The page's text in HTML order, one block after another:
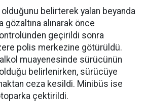
belirterek yalan beyanda
gözaltına alınarak önce
geçirildi sonra
polis merkezine götürüldü.
muayenesinde sürücünün
belirlenirken, sürücüye
ceza kesildi. Minibüs ise
çektirildi.